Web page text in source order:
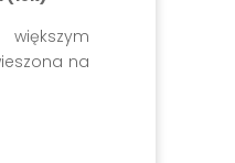
na